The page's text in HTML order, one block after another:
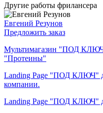
Другие работы фрилансера
Евгений Резунов
Предложить заказ
Мультимагазин "ПОД
"Протеины"
Landing Page "ПОД КЛЮЧ"
компании.
Landing Page "ПОД КЛЮЧ"